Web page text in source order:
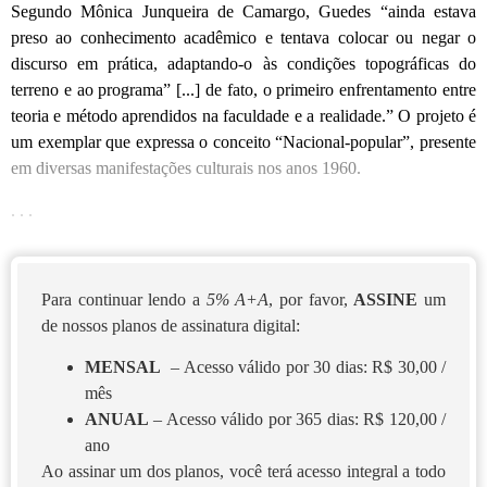
Segundo Mônica Junqueira de Camargo, Guedes “ainda estava
preso ao conhecimento acadêmico e tentava colocar ou negar o
discurso em prática, adaptando-o às condições topográficas do
terreno e ao programa” [...] de fato, o primeiro enfrentamento entre
teoria e método aprendidos na faculdade e a realidade.” O projeto é
um exemplar que expressa o conceito “Nacional-popular”, presente
em diversas manifestações culturais nos anos 1960.
. . .
Para continuar lendo a 5% A+A, por favor, ASSINE um
de nossos planos de assinatura digital:
MENSAL – Acesso válido por 30 dias: R$ 30,00 /
mês
ANUAL – Acesso válido por 365 dias: R$ 120,00 /
ano
Ao assinar um dos planos, você terá acesso integral a todo